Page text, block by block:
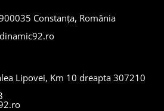
Constanța, România
Lipovei, Km 10 dreapta 307210